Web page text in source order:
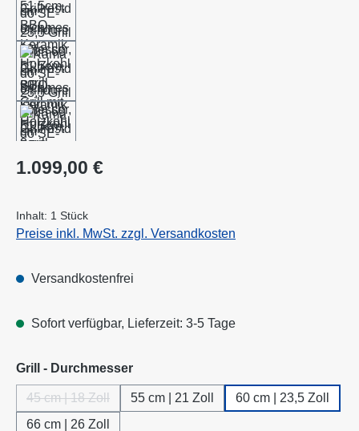
Regulärer Preis:
1.099,00 €
Inhalt: 1 Stück
Preise inkl. MwSt. zzgl. Versandkosten
Versandkostenfrei
Sofort verfügbar, Lieferzeit: 3-5 Tage
Grill - Durchmesserauswählen
45 cm | 18 Zoll
(Diese Option ist zurzeit nicht verfügbar.)
55 cm | 21 Zoll
60 cm | 23,5 Zoll
66 cm | 26 Zoll